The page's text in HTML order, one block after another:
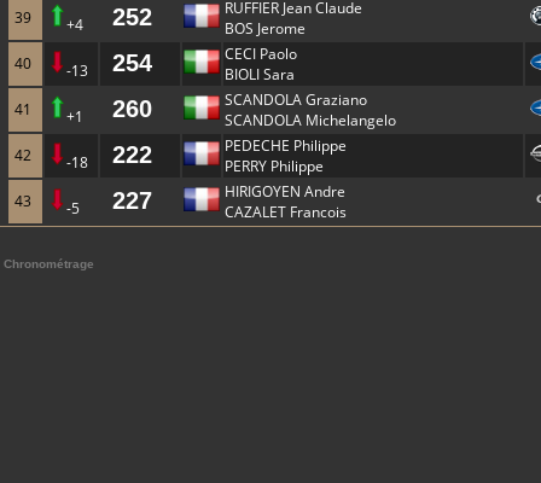
39 +4 252
RUFFIER Jean Claude
BOS Jerome
40
-13 254
CECI Paolo
BIOLI Sara
41
+1 260
SCANDOLA Graziano
SCANDOLA Michelangelo
42
-18 222
PEDECHE Philippe
PERRY Philippe
43
-5 227
HIRIGOYEN Andre
CAZALET Francois
Chronométrage